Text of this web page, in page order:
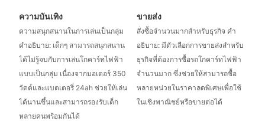
ความบันเทิง
ความสนุกสนานในการเล่นเป็นกลุ่ม
คำอธิบาย: เด็กๆ สามารถสนุกสนาน
ได้ไม่รู้จบกับการเล่นโกคาร์ทไฟฟ้า
แบบเป็นกลุ่ม เนื่องจากมอเตอร์ 350
วัตต์และแบตเตอรี่ 24ah ช่วยให้เล่น
ได้นานขึ้นและสามารถรองรับเด็ก
หลายคนพร้อมกันได้
ขายส่ง
สั่งซื้อจำนวนมากสำหรับธุรกิจ คำ
อธิบาย: มีตัวเลือกการขายส่งสำหรับ
ธุรกิจที่ต้องการซื้อรถโกคาร์ทไฟฟ้า
จำนวนมาก ซึ่งช่วยให้สามารถซื้อ
หลายหน่วยในราคาลดพิเศษเพื่อใช้
ในเชิงพาณิชย์หรือขายต่อได้